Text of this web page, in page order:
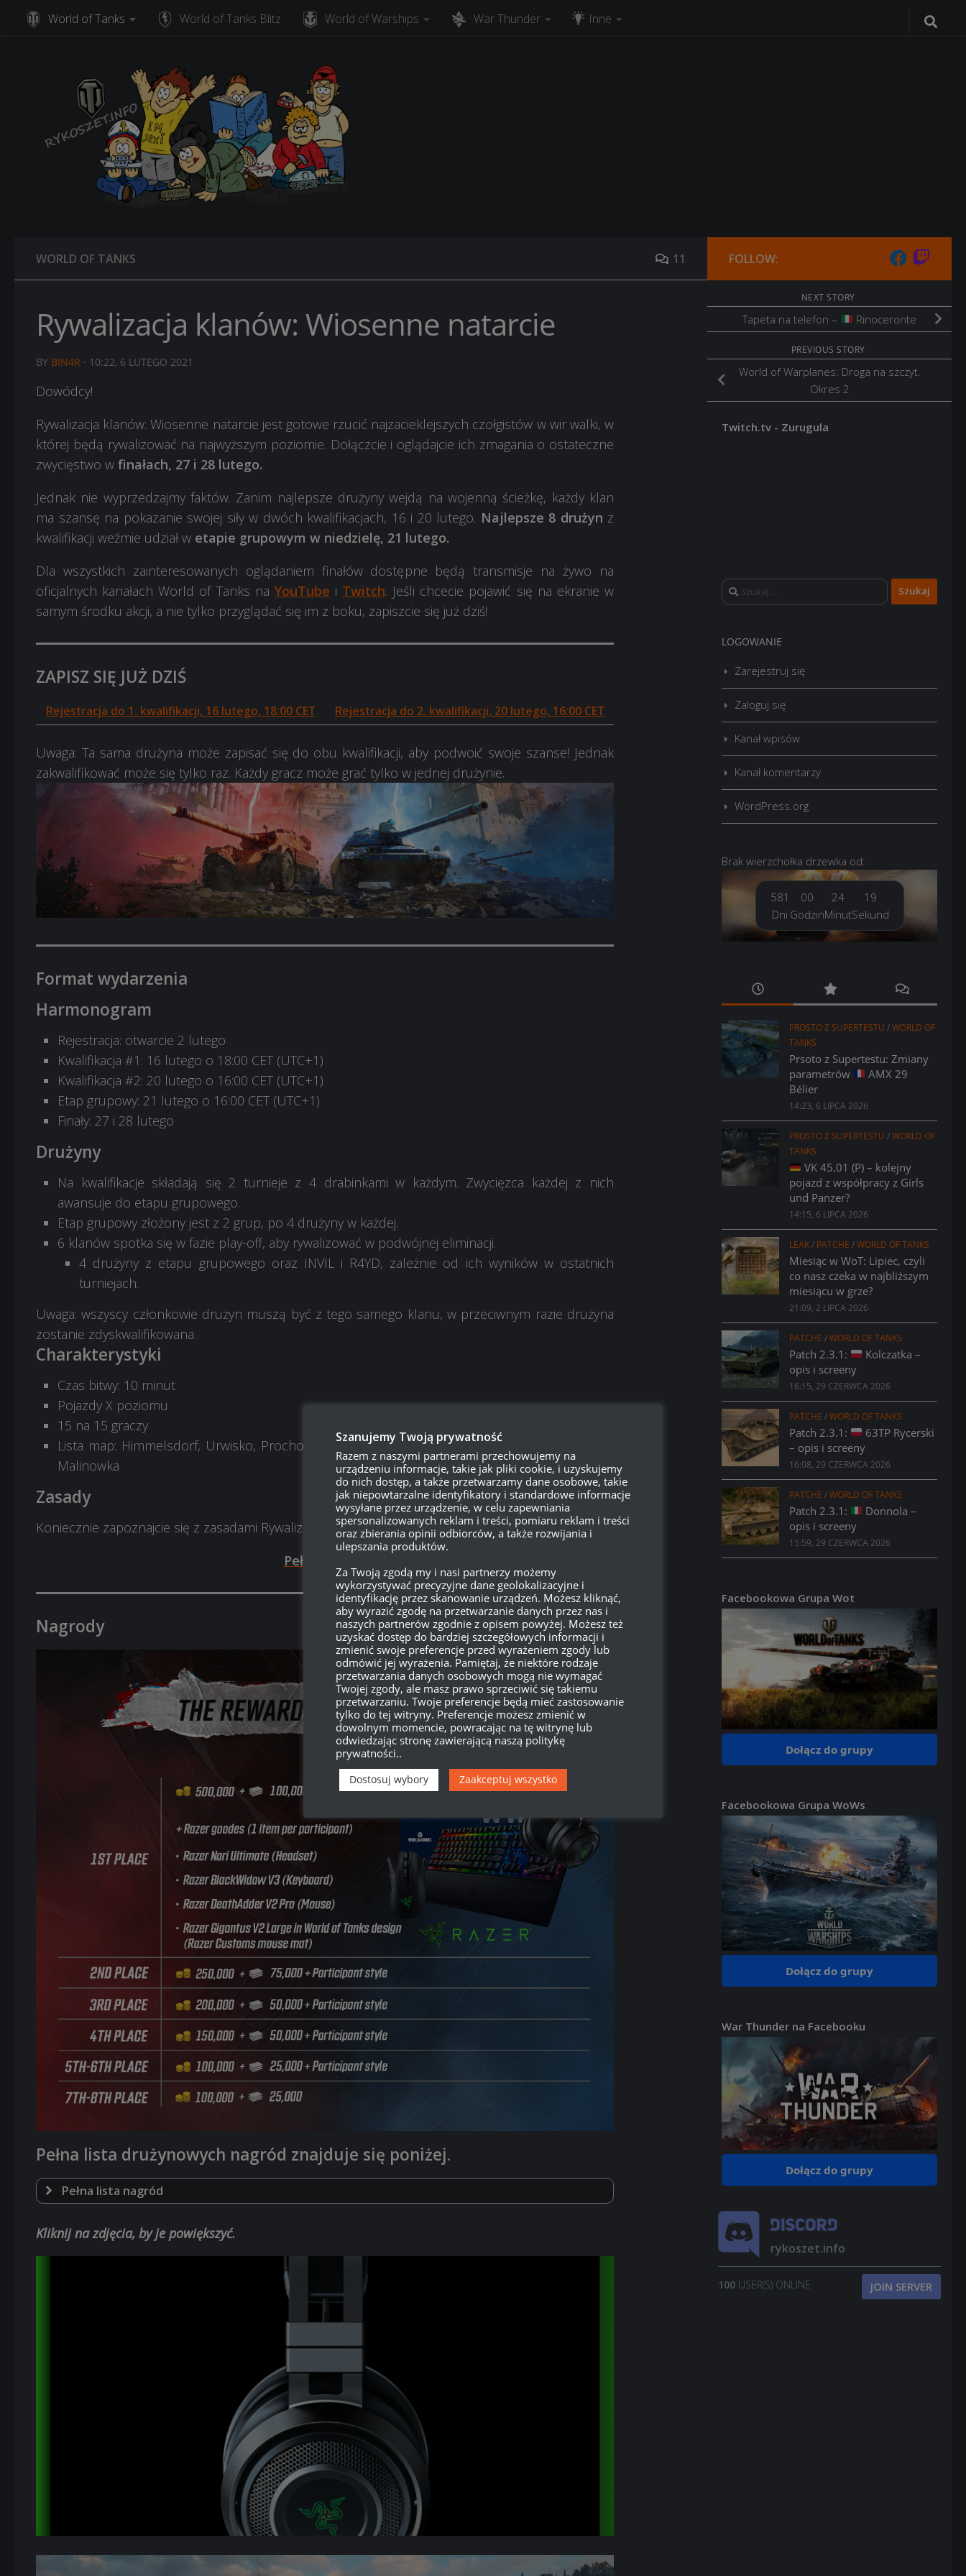
Skip to content
World of Tanks World of Tanks Blitz World of Warships War Thunder Inne
WORLD OF TANKS 11
Rywalizacja klanów: Wiosenne natarcie
BY BIN4R · 10:22, 6 LUTEGO 2021
Dowódcy!
Rywalizacja klanów: Wiosenne natarcie jest gotowe rzucić najzacieklejszych czołgistów w wir walki, w
której będą rywalizować na najwyższym poziomie. Dołączcie i oglądajcie ich zmagania o ostateczne
zwycięstwo w finałach, 27 i 28 lutego.
Jednak nie wyprzedzajmy faktów. Zanim najlepsze drużyny wejdą na wojenną ścieżkę, każdy klan
ma szansę na pokazanie swojej siły w dwóch kwalifikacjach, 16 i 20 lutego. Najlepsze 8 drużyn z
kwalifikacji weźmie udział w etapie grupowym w niedzielę, 21 lutego.
Dla wszystkich zainteresowanych oglądaniem finałów dostępne będą transmisje na żywo na
oficjalnych kanałach World of Tanks na YouTube i Twitch. Jeśli chcecie pojawić się na ekranie w
samym środku akcji, a nie tylko przyglądać się im z boku, zapiszcie się już dziś!
ZAPISZ SIĘ JUŻ DZIŚ
Rejestracja do 1. kwalifikacji, 16 lutego, 18:00 CET Rejestracja do 2. kwalifikacji, 20 lutego, 16:00 CET
Uwaga: Ta sama drużyna może zapisać się do obu kwalifikacji, aby podwoić swoje szanse! Jednak
zakwalifikować może się tylko raz. Każdy gracz może grać tylko w jednej drużynie.
Format wydarzenia
Harmonogram
Rejestracja: otwarcie 2 lutego
Kwalifikacja #1: 16 lutego o 18:00 CET (UTC+1)
Kwalifikacja #2: 20 lutego o 16:00 CET (UTC+1)
Etap grupowy: 21 lutego o 16:00 CET (UTC+1)
Finały: 27 i 28 lutego
Drużyny
Na kwalifikacje składają się 2 turnieje z 4 drabinkami w każdym. Zwycięzca każdej z nich
awansuje do etapu grupowego.
Etap grupowy złożony jest z 2 grup, po 4 drużyny w każdej.
6 klanów spotka się w fazie play-off, aby rywalizować w podwójnej eliminacji.
4 drużyny z etapu grupowego oraz INVIL i R4YD, zależnie od ich wyników w ostatnich
turniejach.
Uwaga: wszyscy członkowie drużyn muszą być z tego samego klanu, w przeciwnym razie drużyna
zostanie zdyskwalifikowana.
Charakterystyki
Czas bitwy: 10 minut
Pojazdy X poziomu
15 na 15 graczy
Lista map: Himmelsdorf, Urwisko, Prochorowka, Dębina, Murowanka, Piaszczysta rzeka, Ensk,
Malinowka
Zasady
Koniecznie zapoznajcie się z zasadami Rywalizacji klanów przed dołączeniem!
Pełne zasady
Nagrody
Pełna lista drużynowych nagród znajduje się poniżej.
Pełna lista nagród
Zestaw słuchawkowy Razer (Nari Ultimate)
Klawiatura Razer (BlackWidow V3)
Mysz Razer (DeathAdder V2 Pro)
250 000 szt. złota 75 000 obligacji
200 000 szt. złota+50 000 obligacji
150 000 szt. złota 50 000 obligacji
100 000 szt. złota+25 000 obligacji
100 000 szt. złota+25 000 obligacji
Kliknij na zdjęcia, by je powiększyć.
FOLLOW:
NEXT STORY
Tapeta na telefon – Rinoceronte
PREVIOUS STORY
World of Warplanes: Droga na szczyt.
Okres 2
Twitch.tv - Zurugula
Szukaj:
LOGOWANIE
Zarejestruj się
Zaloguj się
Kanał wpisów
Kanał komentarzy
WordPress.org
Brak wierzchołka drzewka od:
581
Dni
00
Godzin
24
Minut
21
Sekund
PROSTO Z SUPERTESTU /WORLD OF
TANKS
Prsoto z Supertestu: Zmiany
parametrów
AMX 29
Bélier
14:23, 6 LIPCA 2026
PROSTO Z SUPERTESTU /WORLD OF
TANKS
VK 45.01 (P) – kolejny
pojazd z współpracy z Girls
und Panzer?
14:15, 6 LIPCA 2026
LEAK/ PATCHE /WORLD OF TANKS
Miesiąc w WoT: Lipiec, czyli
co nasz czeka w najbliższym
miesiącu w grze?
21:09, 2 LIPCA 2026
PATCHE /WORLD OF TANKS
Patch 2.3.1:
Kolczatka –
opis i screeny
16:15, 29 CZERWCA 2026
PATCHE /WORLD OF TANKS
Patch 2.3.1:
63TP Rycerski
– opis i screeny
16:08, 29 CZERWCA 2026
PATCHE /WORLD OF TANKS
Patch 2.3.1:
Donnola –
opis i screeny
15:59, 29 CZERWCA 2026
Facebookowa Grupa Wot
Dołącz do grupy
Facebookowa Grupa WoWs
Dołącz do grupy
War Thunder na Facebooku
Dołącz do grupy
rykoszet.info
100 USER(S) ONLINE JOIN SERVER
Szanujemy Twoją prywatność
Razem z naszymi partnerami przechowujemy na
urządzeniu informacje, takie jak pliki cookie, i uzyskujemy
do nich dostęp, a także przetwarzamy dane osobowe, takie
jak niepowtarzalne identyfikatory i standardowe informacje
wysyłane przez urządzenie, w celu zapewniania
spersonalizowanych reklam i treści, pomiaru reklam i treści
oraz zbierania opinii odbiorców, a także rozwijania i
ulepszania produktów.
Za Twoją zgodą my i nasi partnerzy możemy
wykorzystywać precyzyjne dane geolokalizacyjne i
identyfikację przez skanowanie urządzeń. Możesz kliknąć,
aby wyrazić zgodę na przetwarzanie danych przez nas i
naszych partnerów zgodnie z opisem powyżej. Możesz też
uzyskać dostęp do bardziej szczegółowych informacji i
zmienić swoje preferencje przed wyrażeniem zgody lub
odmówić jej wyrażenia. Pamiętaj, że niektóre rodzaje
przetwarzania danych osobowych mogą nie wymagać
Twojej zgody, ale masz prawo sprzeciwić się takiemu
przetwarzaniu. Twoje preferencje będą mieć zastosowanie
tylko do tej witryny. Preferencje możesz zmienić w
dowolnym momencie, powracając na tę witrynę lub
odwiedzając stronę zawierającą naszą politykę
prywatności..
Dostosuj wybory Zaakceptuj wszystko